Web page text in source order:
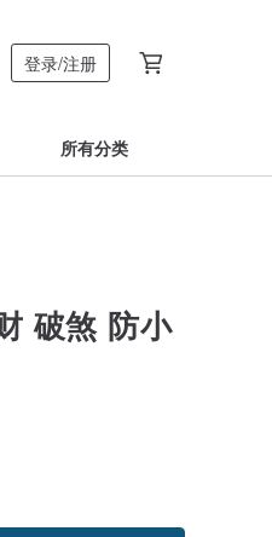
登录/注册
所有分类
破煞 防小